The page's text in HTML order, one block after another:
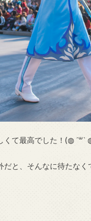
くて最高でした！(◍ ´꒳`
だと、そんなに待たなく